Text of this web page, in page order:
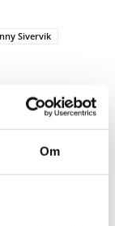
Om
Sivervik